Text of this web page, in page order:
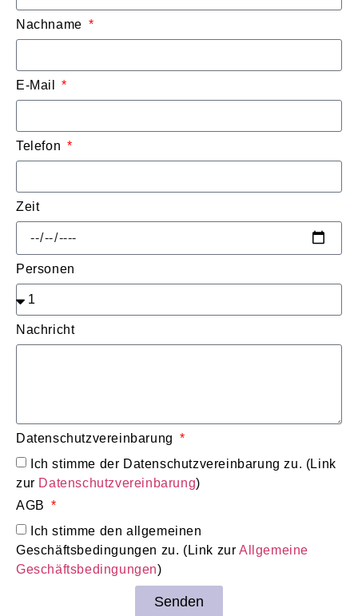
Nachname
E-Mail
Telefon
Zeit
Personen
Nachricht
Datenschutzvereinbarung
Ich stimme der Datenschutzvereinbarung zu. (Link
zur Datenschutzvereinbarung)
AGB
Ich stimme den allgemeinen
Geschäftsbedingungen zu. (Link zur Allgemeine
Geschäftsbedingungen)
Senden